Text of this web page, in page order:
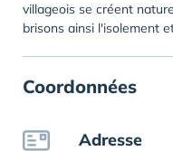
villageois se créent
brisons ainsi l'isolement
Coordonnées
Adresse